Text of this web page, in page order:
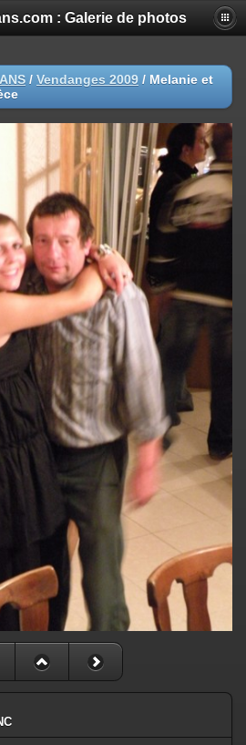
: Galerie de photos
/ Vendanges 2009 / Melanie et